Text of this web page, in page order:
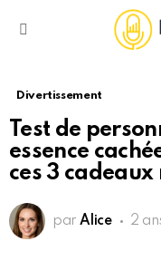
Divertissement
Test de
essence
ces 3
par Alice 2